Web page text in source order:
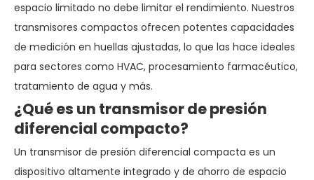
espacio limitado no debe limitar el rendimiento. Nuestros
transmisores compactos ofrecen potentes capacidades
de medición en huellas ajustadas, lo que las hace ideales
para sectores como HVAC, procesamiento farmacéutico,
tratamiento de agua y más.
¿Qué es un transmisor de presión
diferencial compacto?
Un transmisor de presión diferencial compacta es un
dispositivo altamente integrado y de ahorro de espacio